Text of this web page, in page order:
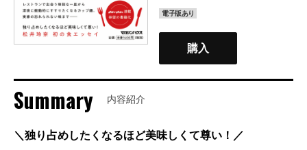
電子版あり
購入
Summary 内容紹介
＼独り占めしたくなるほど美味しくて尊い！／